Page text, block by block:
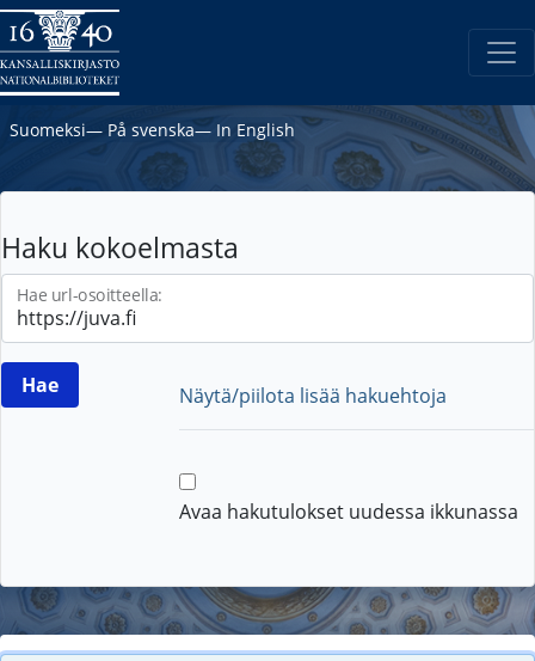
Suomeksi― På svenska― In English
Haku kokoelmasta
Hae url-osoitteella:
Näytä/piilota lisää hakuehtoja
Avaa hakutulokset uudessa ikkunassa